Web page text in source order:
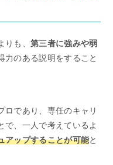
も、 第三者に強みや弱
力のある説明をすること
ロであり、専任のキャリ
で、一人で考えているよ
アップすることが可能と